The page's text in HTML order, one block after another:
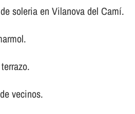
soleria en Vilanova del Camí.
vecinos.